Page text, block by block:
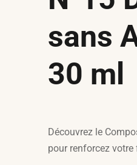
sans
30 ml
Découvrez le
pour renforcez votre